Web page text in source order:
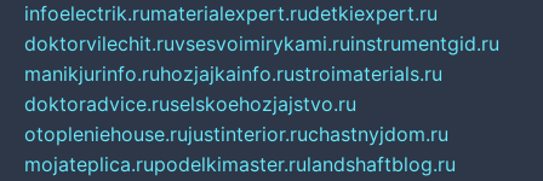
infoelectrik.rumaterialexpert.rudetkiexpert.ru
doktorvilechit.ruvsesvoimirykami.ruinstrumentgid.ru
manikjurinfo.ruhozjajkainfo.rustroimaterials.ru
doktoradvice.ruselskoehozjajstvo.ru
otopleniehouse.rujustinterior.ruchastnyjdom.ru
mojateplica.rupodelkimaster.rulandshaftblog.ru